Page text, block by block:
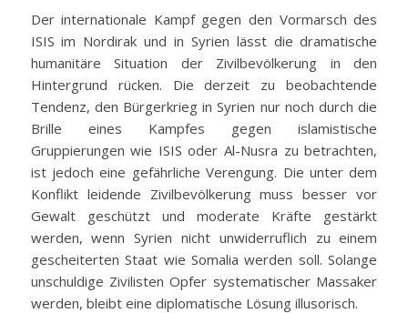
Der internationale Kampf gegen den Vormarsch des
ISIS im Nordirak und in Syrien lässt die dramatische
humanitäre Situation der Zivilbevölkerung in den
Hintergrund rücken. Die derzeit zu beobachtende
Tendenz, den Bürgerkrieg in Syrien nur noch durch die
Brille eines Kampfes gegen islamistische
Gruppierungen wie ISIS oder Al-Nusra zu betrachten,
ist jedoch eine gefährliche Verengung. Die unter dem
Konflikt leidende Zivilbevölkerung muss besser vor
Gewalt geschützt und moderate Kräfte gestärkt
werden, wenn Syrien nicht unwiderruflich zu einem
gescheiterten Staat wie Somalia werden soll. Solange
unschuldige Zivilisten Opfer systematischer Massaker
werden, bleibt eine diplomatische Lösung illusorisch.